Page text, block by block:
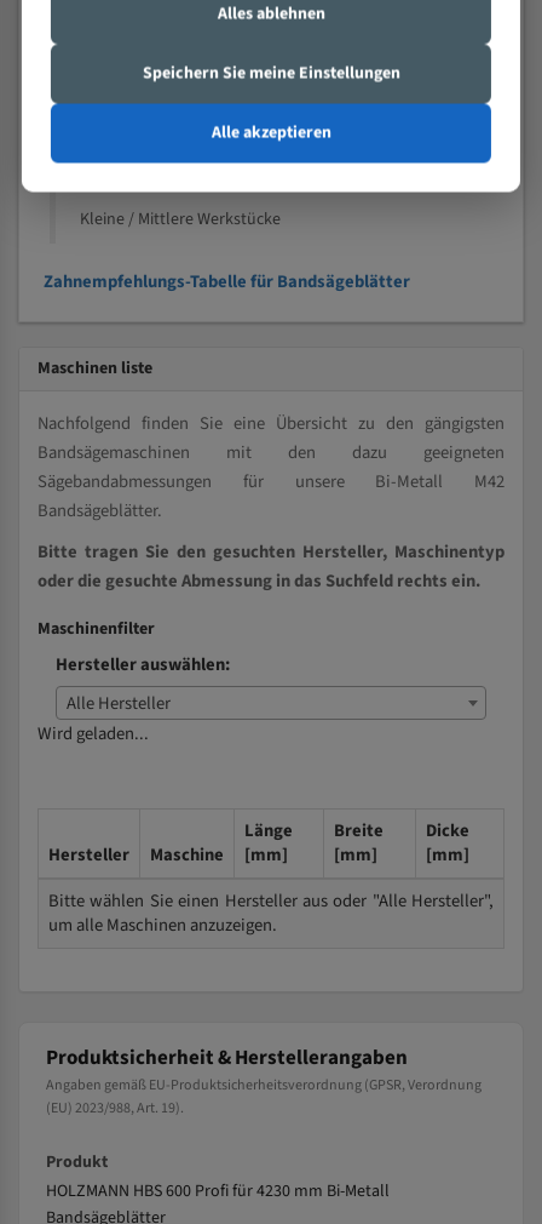
Nichteisenmetalle
Speziell entwickelt für Profile / Rohre
Kleine und mittlere Profile / Kleine Durchmesser
Kleine / Mittlere Werkstücke
Zahnempfehlungs-Tabelle für Bandsägeblätter
Maschinen liste
Nachfolgend finden Sie eine Übersicht zu den gängigsten
Bandsägemaschinen mit den dazu geeigneten
Sägebandabmessungen für unsere Bi-Metall M42
Bandsägeblätter.
Bitte tragen Sie den gesuchten Hersteller, Maschinentyp
oder die gesuchte Abmessung in das Suchfeld rechts ein.
Maschinenfilter
Hersteller auswählen:
Alle Hersteller
Wird geladen...
Hersteller Maschine
Länge
[mm]
Breite
[mm]
Dicke
[mm]
Bitte wählen Sie einen Hersteller aus oder "Alle Hersteller",
um alle Maschinen anzuzeigen.
Produktsicherheit & Herstellerangaben
Angaben gemäß EU-Produktsicherheitsverordnung (GPSR, Verordnung
(EU) 2023/988, Art. 19).
Produkt
HOLZMANN HBS 600 Profi für 4230 mm Bi-Metall
Bandsägeblätter
Alles ablehnen
Speichern Sie meine Einstellungen
Alle akzeptieren